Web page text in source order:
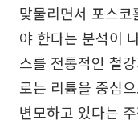
맞물리면서 포스
야 한다는 분석이
스를 전통적인 철
로는 리튬을 중심
변모하고 있다는